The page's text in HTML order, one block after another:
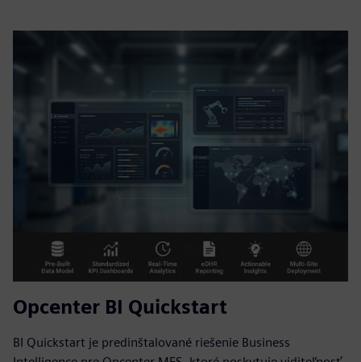
Opcenter BI Quickstart
BI Quickstart je predinštalované riešenie Business